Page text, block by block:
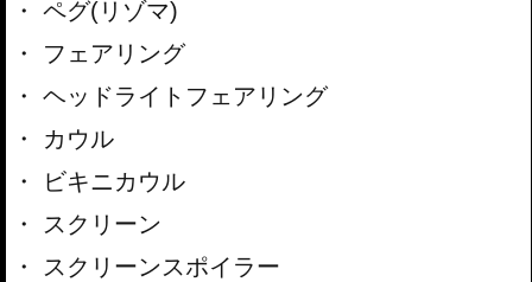
ペグ(リゾマ)
フェアリング
ヘッドライトフェアリング
カウル
ビキニカウル
スクリーン
スクリーンスポイラー